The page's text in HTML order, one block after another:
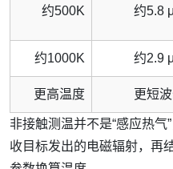
约500K 约5.8
约1000K 约2.9
更高温度 更短
非接触测温并不是“感应热
收目标发出的电磁辐射，再